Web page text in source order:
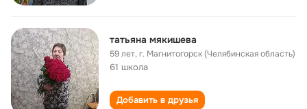
татьяна мякишева
59 лет,г. Магнитогорск (Челябинская область)
61 школа
Добавить в друзья